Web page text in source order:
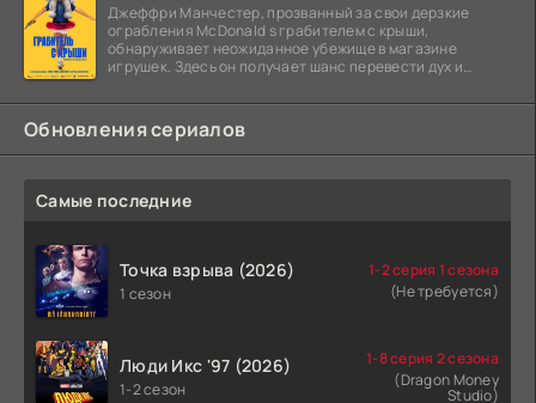
Джеффри Манчестер, прозванный за свои дерзкие
ограбления McDonald s грабителем с крыши,
обнаруживает неожиданное убежище в магазине
игрушек. Здесь он получает шанс перевести дух и
Обновления сериалов
Самые последние
Точка взрыва (2026)
1 сезон
1-2 серия 1 сезона
(Не требуется)
Люди Икс '97 (2026)
1-2 сезон
1-8 серия 2 сезона
(Dragon Money
Studio)